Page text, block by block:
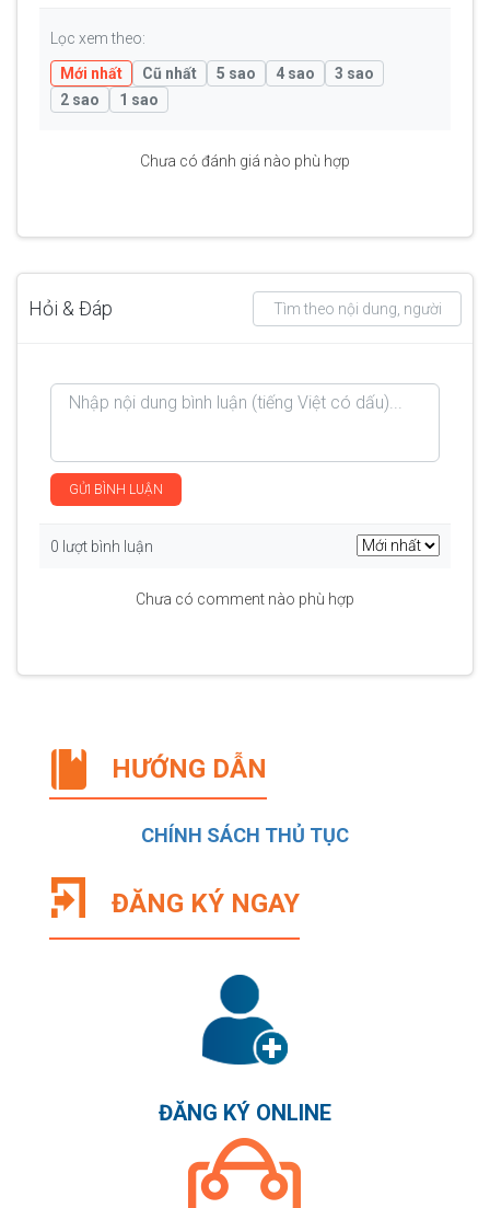
Lọc xem theo:
Mới nhất
Cũ nhất 5 sao 4 sao
3 sao
2 sao
1 sao
Chưa có đánh giá nào phù hợp
Hỏi & Đáp
GỬI BÌNH LUẬN
0 lượt bình luận
Chưa có comment nào phù hợp
HƯỚNG DẪN
CHÍNH SÁCH THỦ TỤC
ĐĂNG KÝ NGAY
ĐĂNG KÝ ONLINE